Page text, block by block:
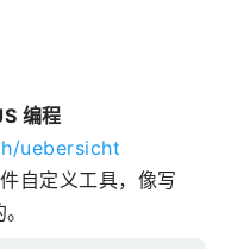
编程
uebersicht
自定义工具，像写